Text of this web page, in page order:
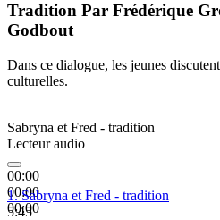
Tradition Par Frédérique
Godbout
Dans ce dialogue, les jeunes
culturelles.
Sabryna et Fred - tradition
Lecteur audio
00:00
00:00
00:00
1.Sabryna et Fred - tradition
5:45